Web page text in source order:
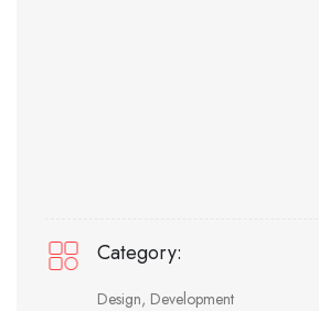
Category:
Design, Development